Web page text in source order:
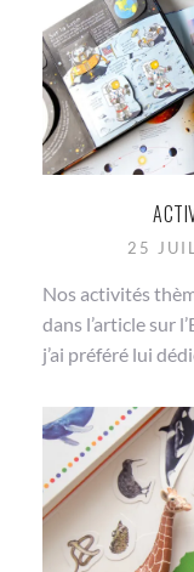
25
Nos activités
dans l’article sur
j’ai préféré lui